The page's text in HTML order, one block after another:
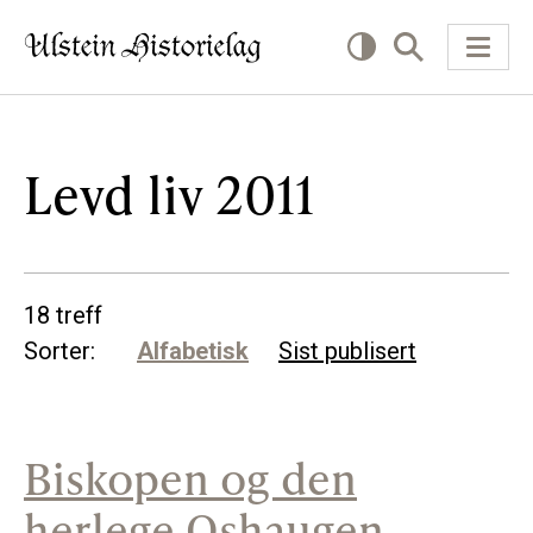
KVA VIL DU LESE OM?
Næring
Offentlig
SLIK KAN DU BIDRA
Levd liv 2011
18 treff
Sorter:
Alfabetisk Sist publisert
Biskopen og den